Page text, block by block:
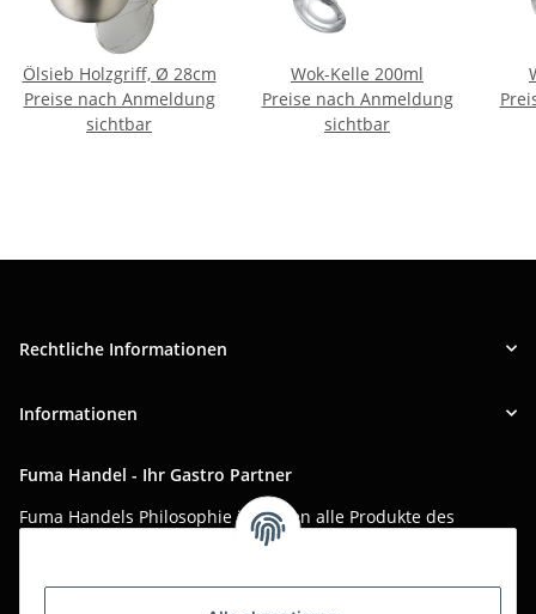
Ölsieb Holzgriff, Ø 28cm
Preise nach Anmeldung
sichtbar
Wok-Kelle 200ml
Preise nach Anmeldung
sichtbar
Rechtliche Informationen
Informationen
Fuma Handel - Ihr Gastro Partner
Fuma Handels Philosophie ist, Ihnen alle Produkte des
täglichen Gastro-Alltags zu günstigen Online-Preisen mit